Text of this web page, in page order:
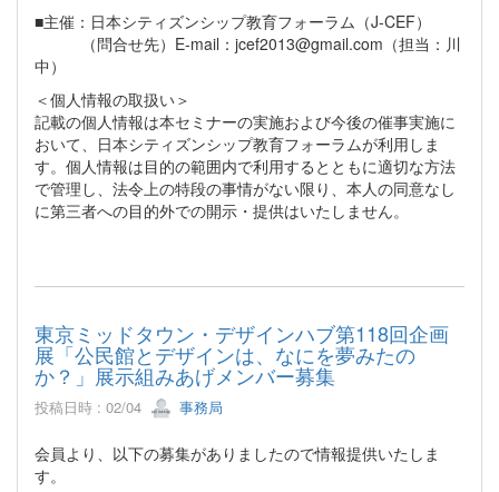
■主催：日本シティズンシップ教育フォーラム（J-CEF）
（問合せ先）E-mail：jcef2013@gmail.com（担当：川
中）
＜個人情報の取扱い＞
記載の個人情報は本セミナーの実施および今後の催事実施に
おいて、日本シティズンシップ教育フォーラムが利用しま
す。個人情報は目的の範囲内で利用するとともに適切な方法
で管理し、法令上の特段の事情がない限り、本人の同意なし
に第三者への目的外での開示・提供はいたしません。
東京ミッドタウン・デザインハブ第118回企画
展「公民館とデザインは、なにを夢みたの
か？」展示組みあげメンバー募集
投稿日時 : 02/04 事務局
会員より、以下の募集がありましたので情報提供いたしま
す。